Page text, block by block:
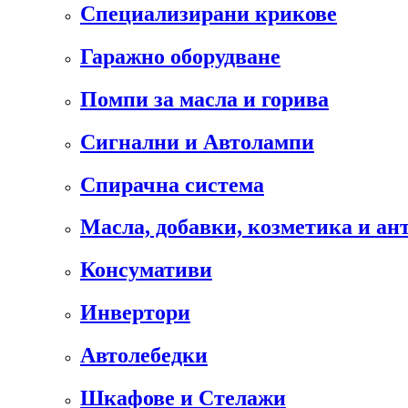
Специализирани крикове
Гаражно оборудване
Помпи за масла и горива
Сигнални и Автолампи
Спирачна система
Масла, добавки, козметика и
Консумативи
Инвертори
Автолебедки
Шкафове и Стелажи